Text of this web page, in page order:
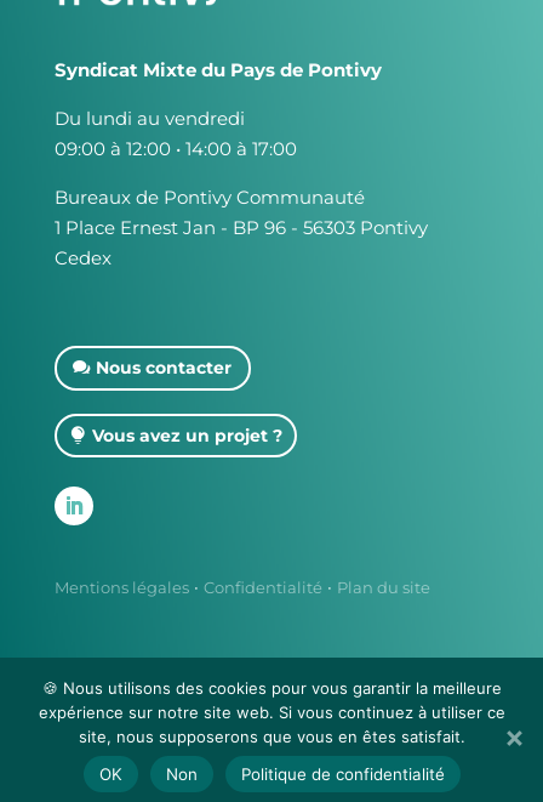
Syndicat Mixte du Pays de Pontivy
Du lundi au vendredi
09:00 à 12:00 • 14:00 à 17:00
Bureaux de Pontivy Communauté
1 Place Ernest Jan - BP 96 - 56303 Pontivy
Cedex
Nous contacter
Vous avez un projet ?
Mentions légales· Confidentialité · Plan du site
Fait avec ♡ en Bretagne parBreizh tandem
🍪 Nous utilisons des cookies pour vous garantir la meilleure
expérience sur notre site web. Si vous continuez à utiliser ce
site, nous supposerons que vous en êtes satisfait.
OK
Non Politique de confidentialité